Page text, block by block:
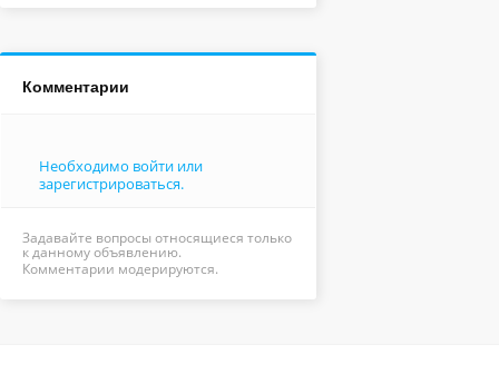
Комментарии
Необходимо войти или
зарегистрироваться.
Задавайте вопросы относящиеся только
к данному объявлению.
Комментарии модерируются.